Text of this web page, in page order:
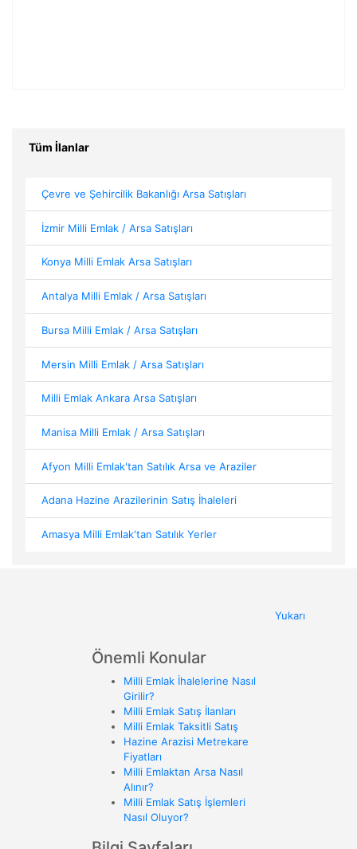
Tüm İlanlar
Çevre ve Şehircilik Bakanlığı Arsa Satışları
İzmir Milli Emlak / Arsa Satışları
Konya Milli Emlak Arsa Satışları
Antalya Milli Emlak / Arsa Satışları
Bursa Milli Emlak / Arsa Satışları
Mersin Milli Emlak / Arsa Satışları
Milli Emlak Ankara Arsa Satışları
Manisa Milli Emlak / Arsa Satışları
Afyon Milli Emlak'tan Satılık Arsa ve Araziler
Adana Hazine Arazilerinin Satış İhaleleri
Amasya Milli Emlak'tan Satılık Yerler
Yukarı
Önemli Konular
Milli Emlak İhalelerine Nasıl
Girilir?
Milli Emlak Satış İlanları
Milli Emlak Taksitli Satış
Hazine Arazisi Metrekare
Fiyatları
Milli Emlaktan Arsa Nasıl
Alınır?
Milli Emlak Satış İşlemleri
Nasıl Oluyor?